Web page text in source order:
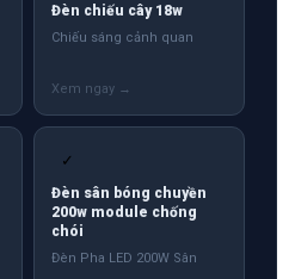
Đèn chiếu cây 18w
Chiếu sáng cảnh quan
✓
Đèn sân bóng chuyền
200w module chống
chói
Đèn Pha LED 200W Sân